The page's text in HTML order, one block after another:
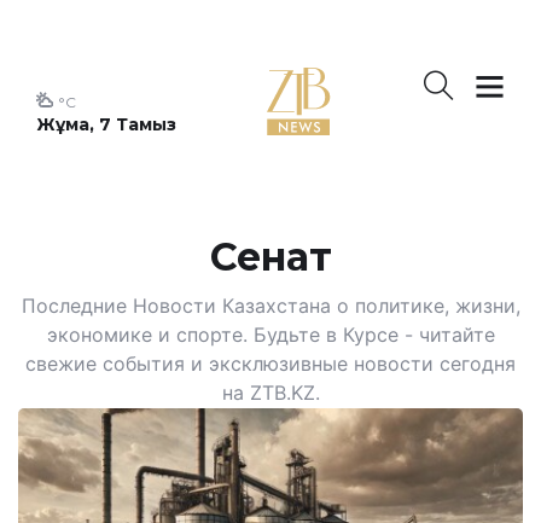
Жұма, 7 Тамыз
°C
Сенат
Последние Новости Казахстана о политике, жизни,
экономике и спорте. Будьте в Курсе - читайте
свежие события и эксклюзивные новости сегодня
на ZTB.KZ.